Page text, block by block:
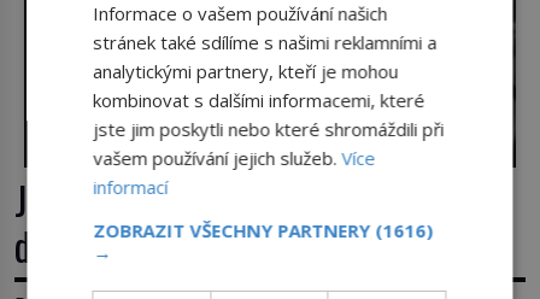
José Pereira: Místo manželky 12letá
dcera – a sousedi o všem vědí!
Informace o vašem používání našich
stránek také sdílíme s našimi reklamními a
analytickými partnery, kteří je mohou
kombinovat s dalšími informacemi, které
jste jim poskytli nebo které shromáždili při
vašem používání jejich služeb.Více
informací
ZOBRAZIT VŠECHNY PARTNERY (1616)
→